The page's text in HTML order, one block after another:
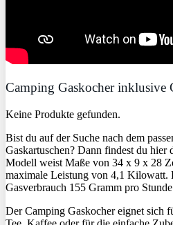
Camping Gaskocher inklusive
Keine Produkte gefunden.
Bist du auf der Suche nach dem
Gaskartuschen? Dann findest du
Modell weist Maße von 34 x 9 x 28
maximale Leistung von 4,1 Kilowatt.
Gasverbrauch 155 Gramm pro
Der Camping Gaskocher eignet sich